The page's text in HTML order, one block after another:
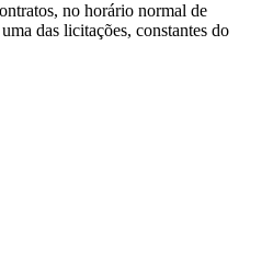
no horário normal de
das licitações, constantes do